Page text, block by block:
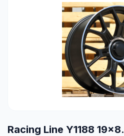
Racing Line Y1188